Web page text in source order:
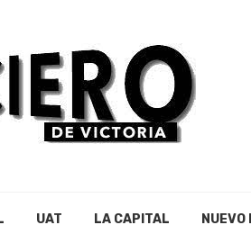
UAT LA CAPITAL NUEVO